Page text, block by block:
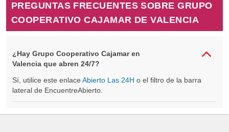
PREGUNTAS FRECUENTES SOBRE GRUPO
COOPERATIVO CAJAMAR DE VALENCIA
¿Hay Grupo Cooperativo Cajamar en
Valencia que abren 24/7?
Sí, utilice este enlace Abierto Las 24H o el filtro de la barra
lateral de EncuentreAbierto.